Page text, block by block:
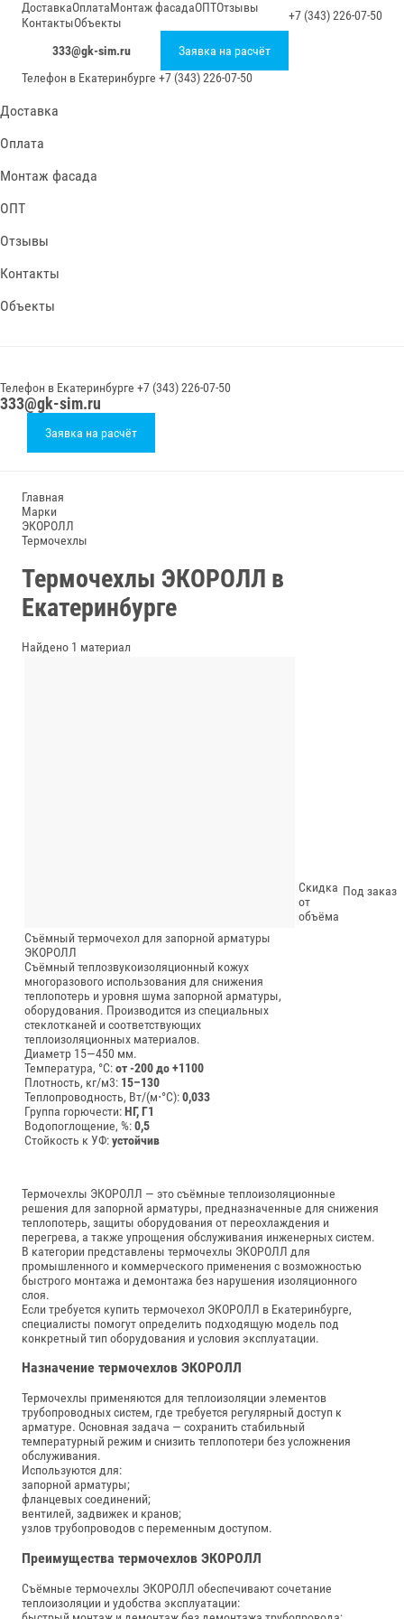
ДоставкаОплатаМонтаж фасадаОПТОтзывы
КонтактыОбъекты +7 (343) 226-07-50
333@gk-sim.ru
Заявка на расчёт
Телефон в Екатеринбурге +7 (343) 226-07-50
Доставка
Оплата
Монтаж фасада
ОПТ
Отзывы
Контакты
Объекты
Телефон в Екатеринбурге +7 (343) 226-07-50
333@gk-sim.ru
Заявка на расчёт
Главная
Марки
ЭКОРОЛЛ
Термочехлы
Термочехлы ЭКОРОЛЛ в
Екатеринбурге
Найдено 1 материал
Съёмный термочехол для запорной арматуры
ЭКОРОЛЛ
Съёмный теплозвукоизоляционный кожух
многоразового использования для снижения
теплопотерь и уровня шума запорной арматуры,
оборудования. Производится из специальных
стеклотканей и соответствующих
теплоизоляционных материалов.
Диаметр 15—450 мм.
Температура, °C:от -200 до +1100
Плотность, кг/м3: 15–130
Теплопроводность, Вт/(м⋅°С):0,033
Группа горючести:НГ, Г1
Водопоглощение, %:0,5
Стойкость к УФ:устойчив
Скидка
от
объёма
Под заказ
Термочехлы ЭКОРОЛЛ — это съёмные теплоизоляционные
решения для запорной арматуры, предназначенные для снижения
теплопотерь, защиты оборудования от переохлаждения и
перегрева, а также упрощения обслуживания инженерных систем.
В категории представлены термочехлы ЭКОРОЛЛ для
промышленного и коммерческого применения с возможностью
быстрого монтажа и демонтажа без нарушения изоляционного
слоя.
Если требуется купить термочехол ЭКОРОЛЛ в Екатеринбурге,
специалисты помогут определить подходящую модель под
конкретный тип оборудования и условия эксплуатации.
Назначение термочехлов ЭКОРОЛЛ
Термочехлы применяются для теплоизоляции элементов
трубопроводных систем, где требуется регулярный доступ к
арматуре. Основная задача — сохранить стабильный
температурный режим и снизить теплопотери без усложнения
обслуживания.
Используются для:
запорной арматуры;
фланцевых соединений;
вентилей, задвижек и кранов;
узлов трубопроводов с переменным доступом.
Преимущества термочехлов ЭКОРОЛЛ
Съёмные термочехлы ЭКОРОЛЛ обеспечивают сочетание
теплоизоляции и удобства эксплуатации: